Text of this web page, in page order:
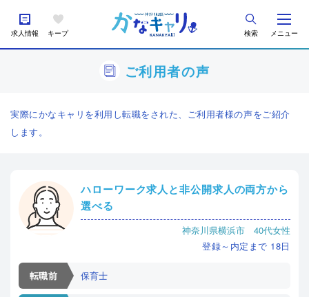
求人情報 キープ 検索 メニュー
ご利用者の声
実際にかなキャリを利用し転職をされた、ご利用者様の声をご紹介
します。
ハローワーク求人と非公開求人の両方から
選べる
神奈川県横浜市 40代女性
登録～内定まで 18日
転職前 保育士